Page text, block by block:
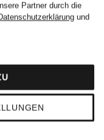
Partner durch die
und